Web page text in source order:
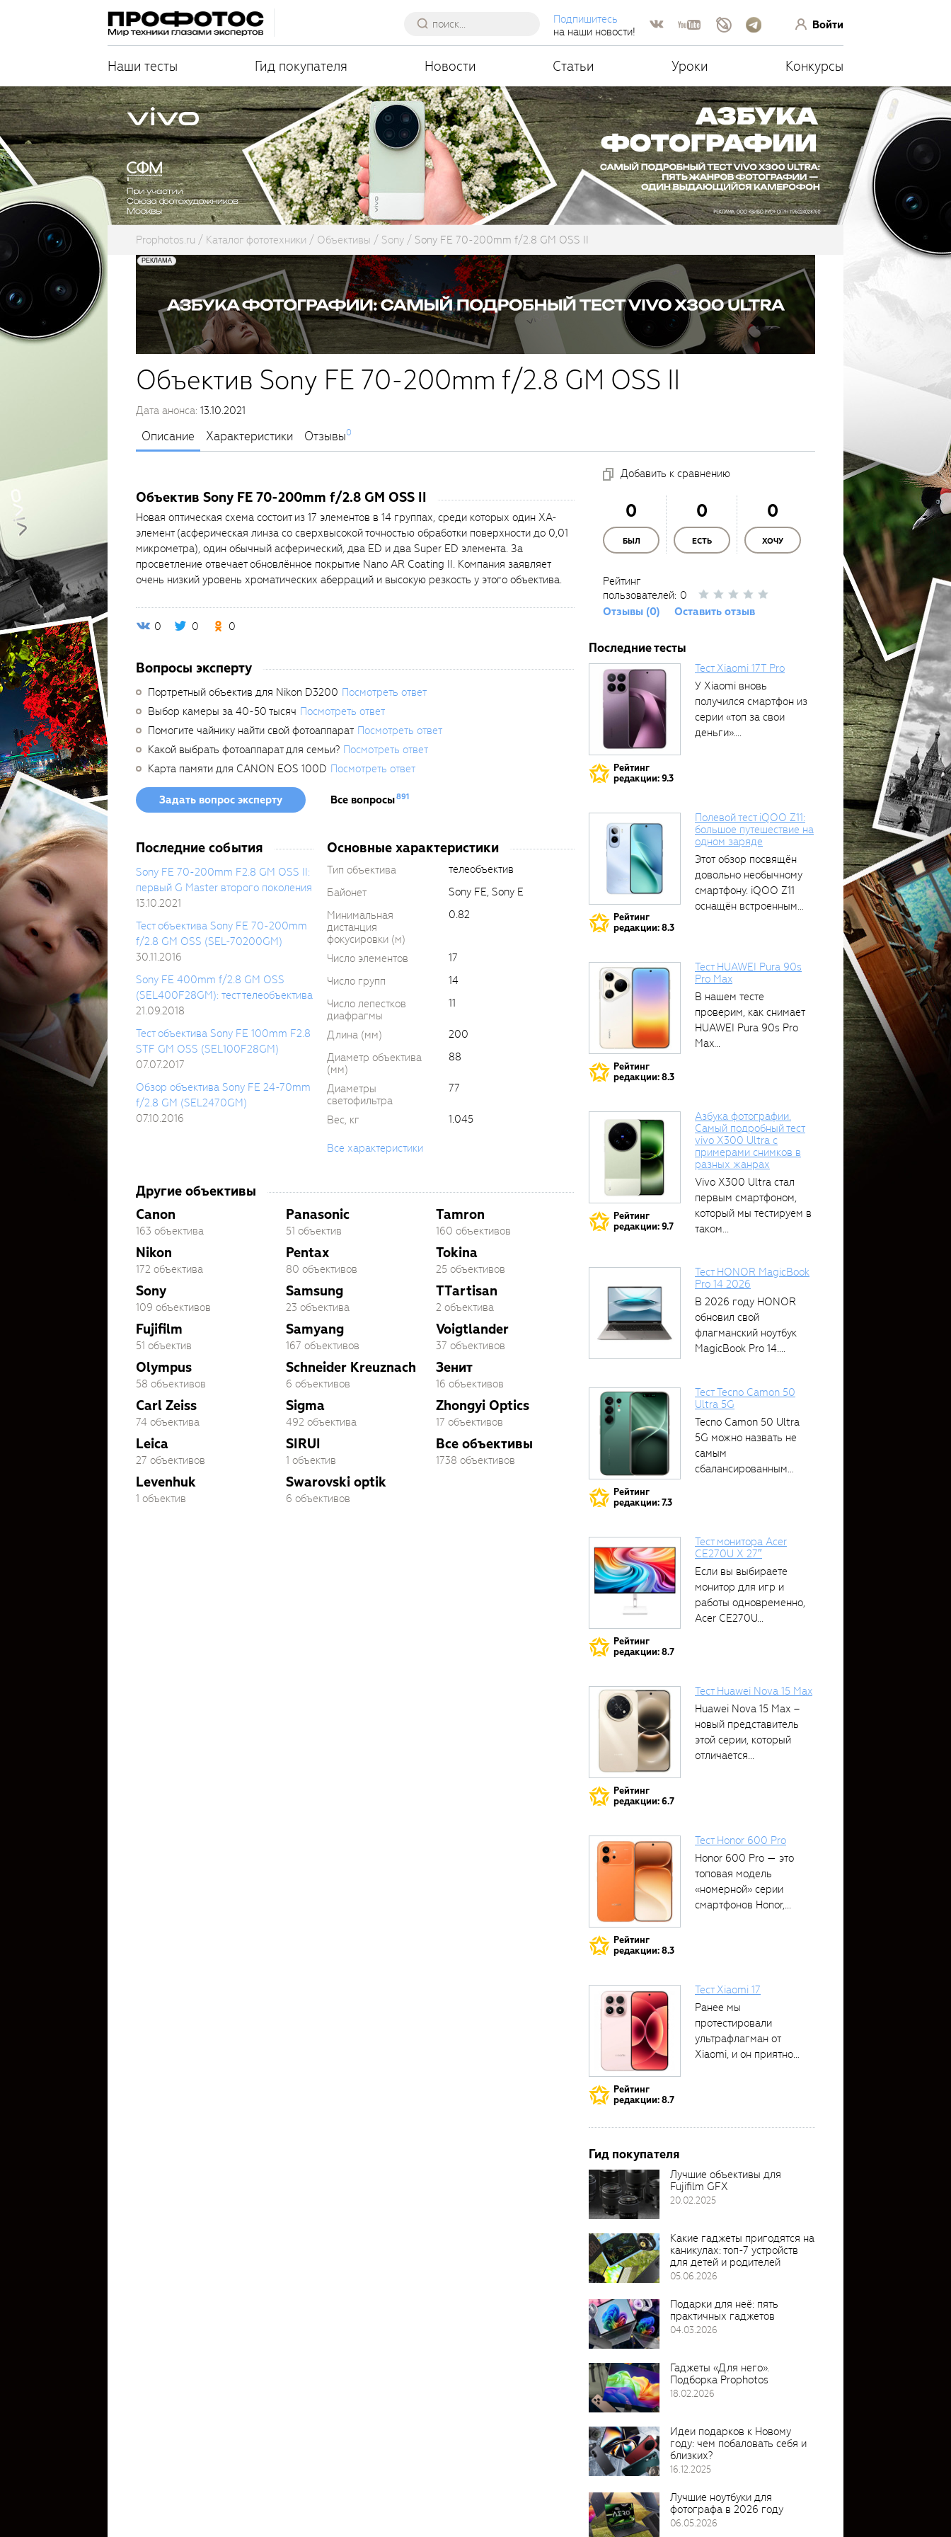
Подпишитесь
на наши новости!
Войти
Наши тесты Гид покупателя Новости Статьи Уроки Конкурсы
Prophotos.ru Каталог фототехники Объективы Sony Sony FE 70-200mm f/2.8 GM OSS II
Объектив Sony FE 70-200mm f/2.8 GM OSS II
Дата анонса: 13.10.2021
Описание Характеристики Отзывы0
Объектив Sony FE 70-200mm f/2.8 GM OSS II
Новая оптическая схема состоит из 17 элементов в 14 группах, среди которых один XA-
элемент (асферическая линза со сверхвысокой точностью обработки поверхности до 0,01
микрометра), один обычный асферический, два ED и два Super ED элемента. За
просветление отвечает обновлённое покрытие Nano AR Coating II. Компания заявляет
очень низкий уровень хроматических аберраций и высокую резкость у этого объектива.
0 0 0
Вопросы эксперту
Портретный объектив для Nikon D3200 Посмотреть ответ
Выбор камеры за 40-50 тысяч Посмотреть ответ
Помогите чайнику найти свой фотоаппарат Посмотреть ответ
Какой выбрать фотоаппарат для семьи? Посмотреть ответ
Карта памяти для CANON EOS 100D Посмотреть ответ
Задать вопрос эксперту Все вопросы891
Последние события
Sony FE 70-200mm F2.8 GM OSS II:
первый G Master второго поколения
13.10.2021
Тест объектива Sony FE 70-200mm
f/2.8 GM OSS (SEL-70200GM)
30.11.2016
Sony FE 400mm f/2.8 GM OSS
(SEL400F28GM): тест телеобъектива
21.09.2018
Тест объектива Sony FE 100mm F2.8
STF GM OSS (SEL100F28GM)
07.07.2017
Обзор объектива Sony FE 24-70mm
f/2.8 GM (SEL2470GM)
07.10.2016
Основные характеристики
Тип объектива
телеобъектив
Байонет
Sony FE, Sony E
Минимальная
дистанция
фокусировки (м)
0.82
Число элементов
17
Число групп
14
Число лепестков
диафрагмы
11
Длина (мм)
200
Диаметр объектива
(мм)
88
Диаметры
светофильтра
77
Вес, кг 1.045
Все характеристики
Другие объективы
Canon
163 объектива
Nikon
172 объектива
Sony
109 объективов
Fujifilm
51 объектив
Olympus
58 объективов
Carl Zeiss
74 объектива
Leica
27 объективов
Levenhuk
1 объектив
Panasonic
51 объектив
Pentax
80 объективов
Samsung
23 объектива
Samyang
167 объективов
Schneider Kreuznach
6 объективов
Sigma
492 объектива
SIRUI
1 объектив
Swarovski optik
6 объективов
Tamron
160 объективов
Tokina
25 объективов
TTartisan
2 объектива
Voigtlander
37 объективов
Зенит
16 объективов
Zhongyi Optics
17 объективов
Все объективы
1738 объективов
Добавить к сравнению
0
БЫЛ
0
ЕСТЬ
0
ХОЧУ
Рейтинг
пользователей: 0
Отзывы (0)
Оставить отзыв
Последние тесты
Рейтинг
редакции: 9.3
Тест Xiaomi 17T Pro
У Xiaomi вновь
получился смартфон из
серии «топ за свои
деньги»....
Рейтинг
редакции: 8.3
Полевой тест iQOO Z11:
большое путешествие на
одном заряде
Этот обзор посвящён
довольно необычному
смартфону. iQOO Z11
оснащён встроенным
Рейтинг
редакции: 8.3
Тест HUAWEI Pura 90s
Pro Max
В нашем тесте
проверим, как снимает
HUAWEI Pura 90s Pro
Max...
Рейтинг
редакции: 9.7
Азбука фотографии.
Самый подробный тест
vivo X300 Ultra с
примерами снимков в
разных жанрах
Vivo X300 Ultra стал
первым смартфоном,
который мы тестируем в
таком...
Тест HONOR MagicBook
Pro 14 2026
В 2026 году HONOR
обновил свой
флагманский ноутбук
MagicBook Pro 14....
Рейтинг
редакции: 7.3
Тест Tecno Camon 50
Ultra 5G
Tecno Camon 50 Ultra
5G можно назвать не
самым
сбалансированным
Рейтинг
редакции: 8.7
Тест монитора Acer
CE270U X 27″
Если вы выбираете
монитор для игр и
работы одновременно,
Acer CE270U...
Рейтинг
редакции: 6.7
Тест Huawei Nova 15 Max
Huawei Nova 15 Max –
новый представитель
этой серии, который
отличается...
Рейтинг
редакции: 8.3
Тест Honor 600 Pro
Honor 600 Pro — это
топовая модель
«номерной» серии
смартфонов Honor,...
Рейтинг
редакции: 8.7
Тест Xiaomi 17
Ранее мы
протестировали
ультрафлагман от
Xiaomi, и он приятно
Гид покупателя
Лучшие объективы для
Fujifilm GFX
20.02.2025
Какие гаджеты пригодятся на
каникулах: топ-7 устройств
для детей и родителей
05.06.2026
Подарки для неё: пять
практичных гаджетов
04.03.2026
Гаджеты «Для него».
Подборка Prophotos
18.02.2026
Идеи подарков к Новому
году: чем побаловать себя и
близких?
16.12.2025
Лучшие ноутбуки для
фотографа в 2026 году
06.05.2026